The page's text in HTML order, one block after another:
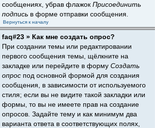
сообщениях, убрав флажок Присоединить
подпись в форме отправки сообщения.
Вернуться к началу
faq#23 » Как мне создать опрос?
При создании темы или редактировании
первого сообщения темы, щёлкните на
закладке или перейдите в форму Создать
опрос под основной формой для создания
сообщения, в зависимости от используемого
стиля; если вы не видите такой закладки или
формы, то вы не имеете прав на создание
опросов. Задайте тему и как минимум два
варианта ответа в соответствующих полях,